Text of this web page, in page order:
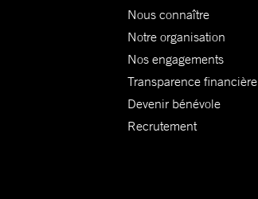
Nous connaître
Notre organisation
Nos engagements
Transparence financière
Devenir bénévole
Recrutement